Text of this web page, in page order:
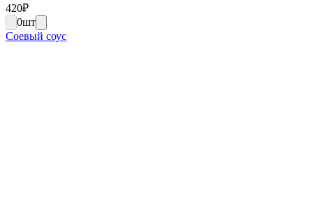
420₽
0шт
Соевый соус